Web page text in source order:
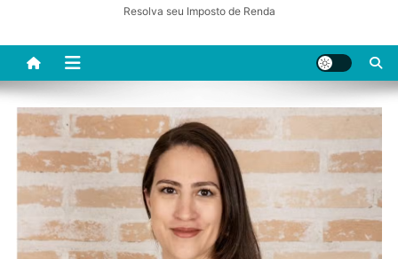
Resolva seu Imposto de Renda